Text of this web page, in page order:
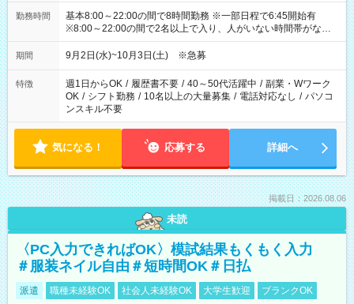
勤務時間
基本8:00～22:00の間で8時間勤務 ※一部日程で6:45開始有
※8:00～22:00の間で2名以上で入り、人がいない時間帯がない
ように相方と時間を分け合うイメージです
期間 9月2日(水)~10月3日(土) ※急募
特徴 週1日からOK / 履歴書不要 / 40～50代活躍中 / 副業・Wワーク
OK / シフト勤務 / 10名以上の大量募集 / 電話対応なし / パソコ
ンスキル不要
気になる！ 応募する 詳細へ
掲載日：2026.08.06
未読
〈PC入力できればOK〉模試結果もくもく入力
＃服装ネイル自由＃短時間OK＃日払
派遣 職種未経験OK 社会人未経験OK 大学生歓迎
ブランクOK